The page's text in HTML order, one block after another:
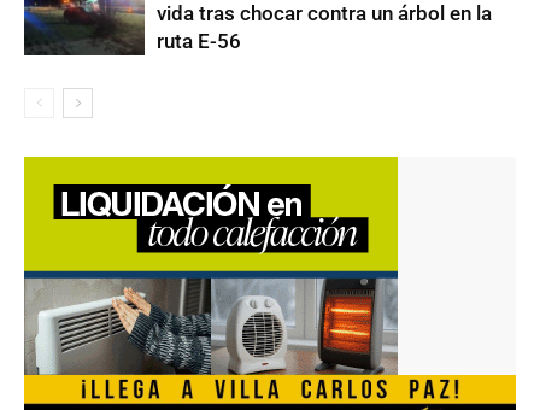
vida tras chocar contra un árbol en la
ruta E-56